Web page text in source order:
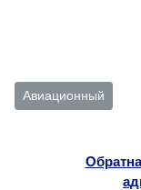
Авиационный